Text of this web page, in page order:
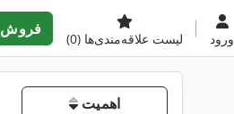
فروش
لیست علاقه‌مندی‌ها (0) ورود
اهمیت